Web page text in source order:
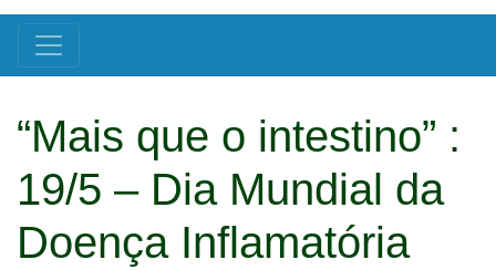
“Mais que o intestino” :
19/5 – Dia Mundial da
Doença Inflamatória